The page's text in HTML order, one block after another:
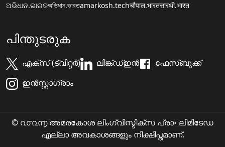
ଅଭିଧାନ.ଭାରତঅভিধান.ভারতamarkosh.techचौपाल.भारतसारथी.भारत
പിന്തുടരുക
എക്സ് (ട്വിറ്റർ) ലിങ്ക്ഡ്ഇൻ
ഫേസ്ബുക്ക്
ഇൻസ്റ്റാഗ്രാം
© ൨൦൨൬ അമരകോശ ലിംഗ്വിസ്ടിക്സ പ്രാ॰ ലിമിടേഡ
എല്ലാ അവകാശങ്ങളും നിക്ഷിപ്തമാണ്.